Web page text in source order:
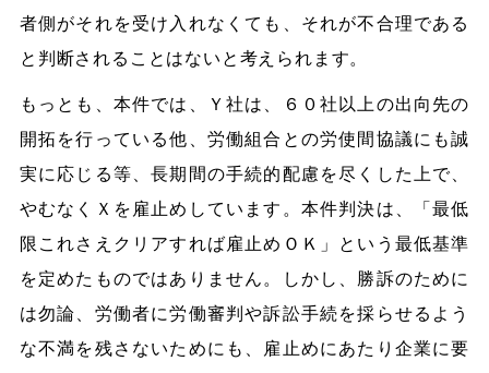
者側がそれを受け入れなくても、それが不合理である
と判断されることはないと考えられます。
もっとも、本件では、Ｙ社は、６０社以上の出向先の
開拓を行っている他、労働組合との労使間協議にも誠
実に応じる等、長期間の手続的配慮を尽くした上で、
やむなくＸを雇止めしています。本件判決は、「最低
限これさえクリアすれば雇止めＯＫ」という最低基準
を定めたものではありません。しかし、勝訴のために
は勿論、労働者に労働審判や訴訟手続を採らせるよう
な不満を残さないためにも、雇止めにあたり企業に要